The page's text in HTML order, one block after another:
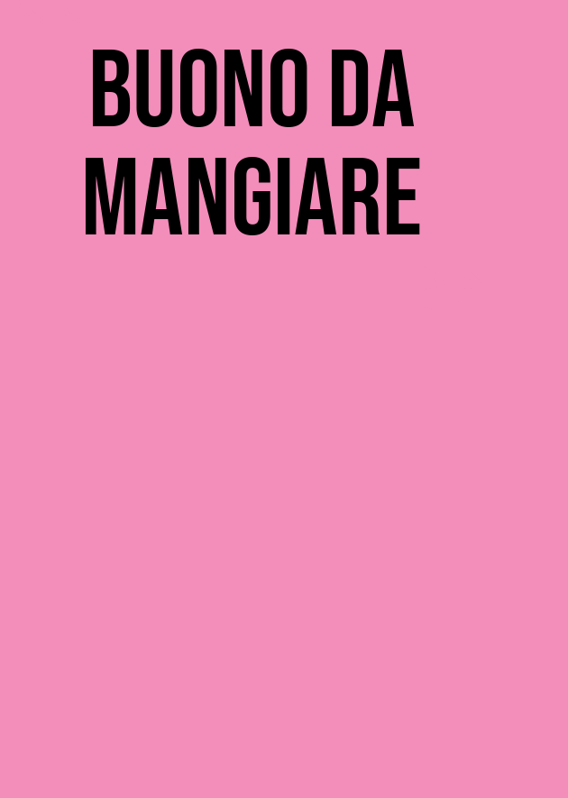
Buono da
mangiare